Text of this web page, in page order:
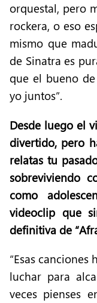
orquestal, pero
rockera, o eso
mismo que
de Sinatra es
que el bueno
yo juntos”.
Desde luego el
divertido, pero
relatas tu
sobreviviendo
como
videoclip que
definitiva de
“Esas
luchar para
veces pienses